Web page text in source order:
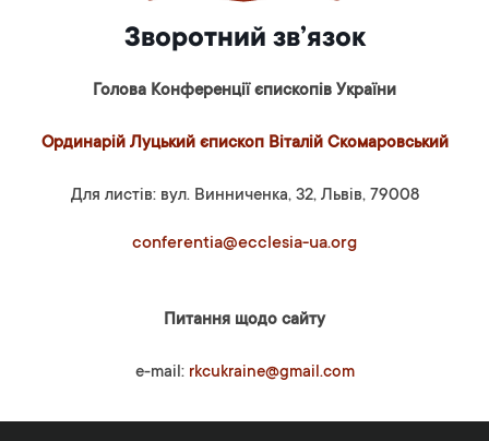
Зворотний зв’язок
Голова Конференції єпископів України
Ординарій Луцький єпископ Віталій Скомаровський
Для листів: вул. Винниченка, 32, Львів, 79008
conferentia@ecclesia-ua.org
Питання щодо сайту
e-mail: rkcukraine@gmail.com